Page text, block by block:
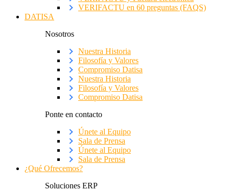
VERIFACTU en 60 preguntas (FAQS)
DATISA
Nosotros
Nuestra Historia
Filosofía y Valores
Compromiso Datisa
Nuestra Historia
Filosofía y Valores
Compromiso Datisa
Ponte en contacto
Únete al Equipo
Sala de Prensa
Únete al Equipo
Sala de Prensa
¿Qué Ofrecemos?
Soluciones ERP